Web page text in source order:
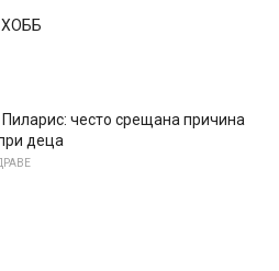
ХОББ
Пиларис: често срещана причина
деца